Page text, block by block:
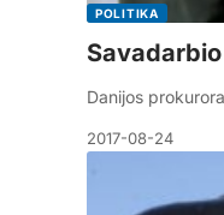
POLITIKA
Danijos
2017-08-24